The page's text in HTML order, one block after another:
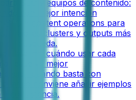
SEO y equipos de contenido:
con mejor intención
SEO y content operations para
mejores clusters y outputs más
de búsqueda.
cuándo usar cada
resuelve mejor
cuándo basta con
conviene añadir ejemplos
consistencia.